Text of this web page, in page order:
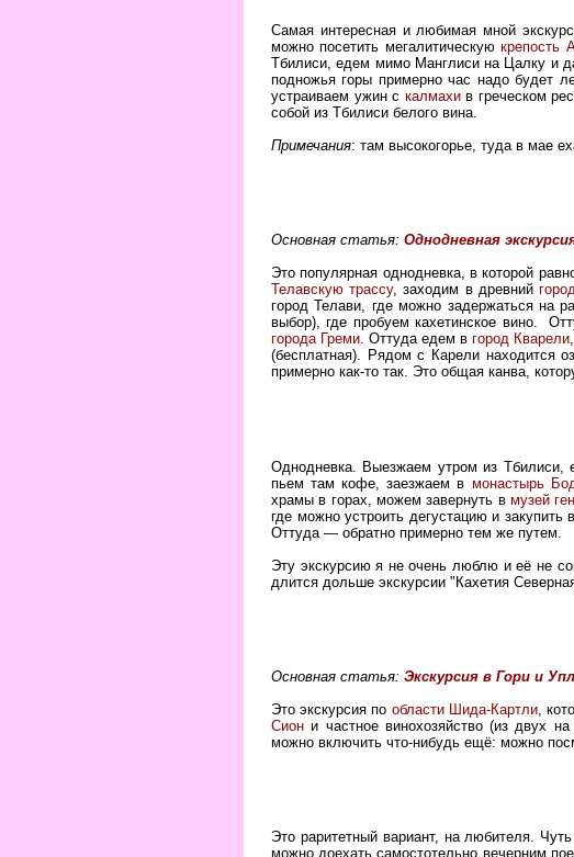
Самая интересная и любимая мной
можно посетить мегалитическуюкрепость
Тбилиси, едем мимо Манглиси на Цалку и
подножья горы примерно час надо будет
устраиваем ужин с калмахив греческом
собой из Тбилиси белого вина.
Примечания: там высокогорье, туда в мае
Основная статья: Однодневная
Это популярная однодневка, в которой
Телавскую трассу, заходим в древний
город Телави, где можно задержаться на
выбор), где пробуем кахетинское вино.
города Греми. Оттуда едем вгород Кварели
(бесплатная). Рядом с Карели находится
примерно как-то так. Это общая канва,
Однодневка. Выезжаем утром из
пьем там кофе, заезжаем в монастырь
храмы в горах, можем завернуть в музей
где можно устроить дегустацию и
Оттуда — обратно примерно тем же путем.
Эту экскурсию я не очень люблю и её не
длится дольше экскурсии "Кахетия
Основная статья: Экскурсия в Гори и
Это экскурсия по области Шида-Картли,
Сион и частное винохозяйство (из двух
можно включить что-нибудь ещё: можно
Это раритетный вариант, на любителя.
можно доехать самостотельно вечерним